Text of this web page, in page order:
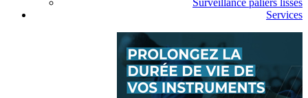
Surveillance paliers lisses
Services